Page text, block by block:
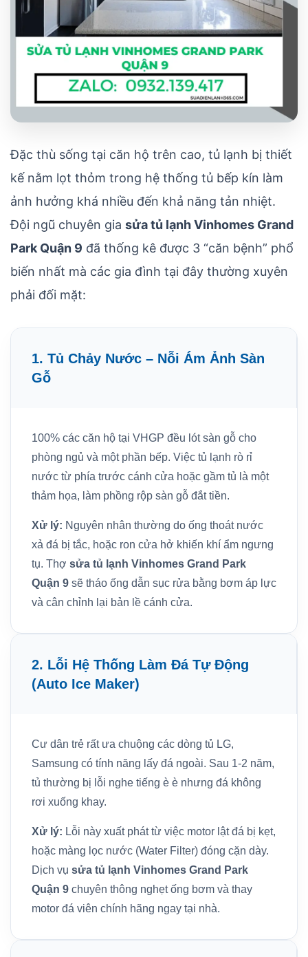
Đặc thù sống tại căn hộ trên cao, tủ lạnh bị thiết
kế nằm lọt thỏm trong hệ thống tủ bếp kín làm
ảnh hưởng khá nhiều đến khả năng tản nhiệt.
Đội ngũ chuyên gia sửa tủ lạnh Vinhomes Grand
Park Quận 9 đã thống kê được 3 “căn bệnh” phổ
biến nhất mà các gia đình tại đây thường xuyên
phải đối mặt:
1. Tủ Chảy Nước – Nỗi Ám Ảnh Sàn
Gỗ
100% các căn hộ tại VHGP đều lót sàn gỗ cho
phòng ngủ và một phần bếp. Việc tủ lạnh rò rỉ
nước từ phía trước cánh cửa hoặc gầm tủ là một
thảm họa, làm phồng rộp sàn gỗ đắt tiền.
Xử lý: Nguyên nhân thường do ống thoát nước
xả đá bị tắc, hoặc ron cửa hở khiến khí ẩm ngưng
tụ. Thợ sửa tủ lạnh Vinhomes Grand Park
Quận 9 sẽ tháo ống dẫn sục rửa bằng bơm áp lực
và cân chỉnh lại bản lề cánh cửa.
2. Lỗi Hệ Thống Làm Đá Tự Động
(Auto Ice Maker)
Cư dân trẻ rất ưa chuộng các dòng tủ LG,
Samsung có tính năng lấy đá ngoài. Sau 1-2 năm,
tủ thường bị lỗi nghe tiếng è è nhưng đá không
rơi xuống khay.
Xử lý: Lỗi này xuất phát từ việc motor lật đá bị kẹt,
hoặc màng lọc nước (Water Filter) đóng cặn dày.
Dịch vụ sửa tủ lạnh Vinhomes Grand Park
Quận 9 chuyên thông nghẹt ống bơm và thay
motor đá viên chính hãng ngay tại nhà.